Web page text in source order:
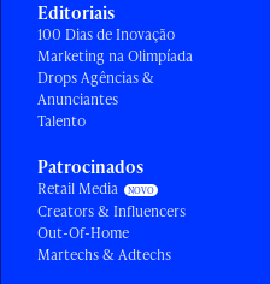
Editoriais
100 Dias de Inovação
Marketing na Olimpíada
Drops Agências &
Anunciantes
Talento
Patrocinados
Retail Media
Creators & Influencers
Out-Of-Home
Martechs & Adtechs